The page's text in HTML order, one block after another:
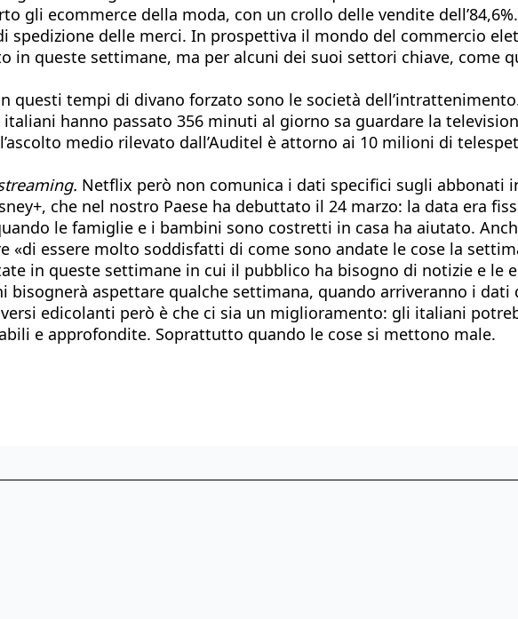
gli ecommerce della moda, con un crollo delle vendite
spedizione delle merci. In prospettiva il mondo del commercio
in queste settimane, ma per alcuni dei suoi settori chiave, come
questi tempi di divano forzato sono le società
italiani hanno passato 356 minuti al giorno sa guardare la
medio rilevato dall’Auditel è attorno ai 10 milioni di
Netflix però non comunica i dati specifici sugli abbonati
che nel nostro Paese ha debuttato il 24 marzo: la data era
le famiglie e i bambini sono costretti in casa ha aiutato.
essere molto soddisfatti di come sono andate le cose la
in queste settimane in cui il pubblico ha bisogno di notizie e le
bisognerà aspettare qualche settimana, quando arriveranno i dati
edicolanti però è che ci sia un miglioramento: gli italiani
e approfondite. Soprattutto quando le cose si mettono male.